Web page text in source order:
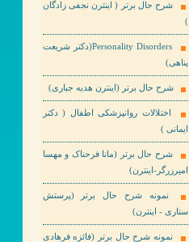
شرح حال برتر ( اینترن نجفی زادگان
)
Personality Disorders(دکتر شریعت
پناهی)
شرح حال برتر (اینترن هدیه جباری)
اختلالات روانپزشکی اطفال ( دکتر
ایمانی )
شرح حال برتر (مانا فرحناک و مهسا
امیرزرگر-اینترن)
نمونه شرح حال برتر (پرستش
ستاری - اینترن)
نمونه شرح حال برتر (فائزه فرهادی